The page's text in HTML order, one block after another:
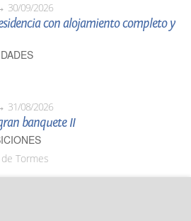
30/09/2026
con alojamiento completo y
31/08/2026
banquete II
Tormes